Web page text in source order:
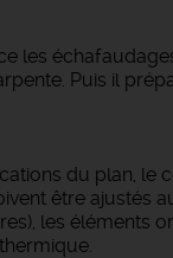
les
Puis il
du plan, le
être ajustés
les éléments